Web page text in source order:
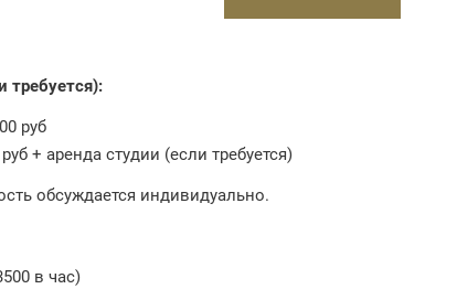
руб
+ аренда студии (если требуется)
обсуждается индивидуально.
в час)